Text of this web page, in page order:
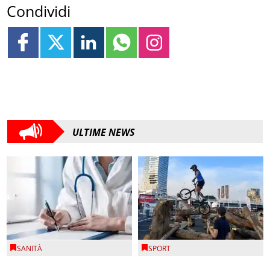
Condividi
ULTIME NEWS
SANITÀ SPORT